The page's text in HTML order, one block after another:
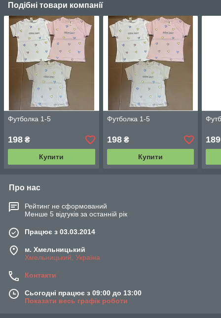
Подібні товари компанії
Футболка 1-5
198 ₴
Купити
Футболка 1-5
198₴
Купити
189
Про нас
Рейтинг не сформований
Менше 5 відгуків за останній рік
Працює з 03.03.2014
м. Хмельницький
Хмельницький, Україна
Контакти
Сьогодні працює з 09:00 до 13:00
Показати весь графік роботи